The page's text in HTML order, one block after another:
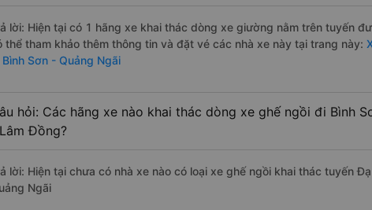
lời: Hiện tại có 1 hãng xe khai thác dòng xe giường nằm trên tuyến
thể tham khảo thêm thông tin và đặt vé các nhà xe này tại trang này:
Sơn - Quảng Ngãi
hỏi: Các hãng xe nào khai thác dòng xe ghế ngồi đi Bình
Đồng?
lời: Hiện tại chưa có nhà xe nào có loại xe ghế ngồi khai thác tuyến
Ngãi